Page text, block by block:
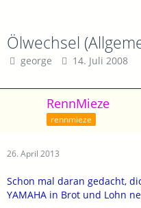
Ölwechsel
george 14. Juli 2008
RennMieze
rennmieze
26. April 2013
Schon mal daran gedacht,
YAMAHA in Brot und Lohn